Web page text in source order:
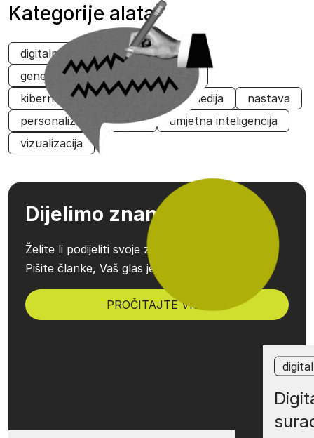
Kategorije alata
digitalna kreativnost
generativna umjetna inteligencija
kibernetička sigurnost
multimedija
nastava
personalizacija
SQL
umjetna inteligencija
vizualizacija
Dijelimo znanje!
Želite li podijeliti svoje znanje ili iskustvo?
Pišite članke, Vaš glas je važan.
PROČITAJTE VIŠE